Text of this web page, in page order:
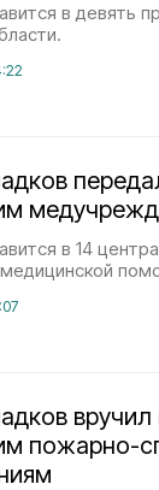
в девять
в 14
пожарно-